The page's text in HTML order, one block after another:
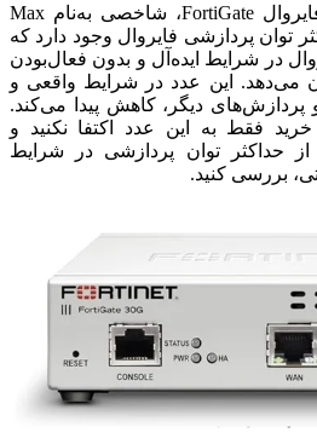
FortiGate، شاخصی به‌نام Max
توان پردازشی فایروال وجود دارد که
در شرایط ایده‌آل و بدون فعال‌بودن
می‌دهد. این عدد در شرایط واقعی و
پردازش‌های دیگر، کاهش پیدا می‌کند.
خرید فقط به این عدد اکتفا نکنید و
از حداکثر توان پردازشی در شرایط
بررسی کنید.